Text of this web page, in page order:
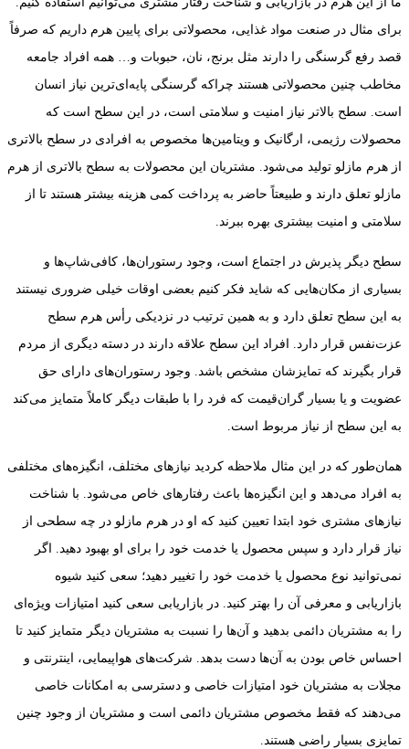
برای مثال در صنعت مواد غذایی، محصولاتی برای پایین هرم داریم که صرفاً
قصد رفع گرسنگی را دارند مثل برنج، نان، حبوبات و… همه افراد جامعه
مخاطب چنین محصولاتی هستند چراکه گرسنگی پایه‌ای‌ترین نیاز انسان
است. سطح بالاتر نیاز امنیت و سلامتی است، در این سطح است که
محصولات رژیمی، ارگانیک و ویتامین‌ها مخصوص به افرادی در سطح بالاتری
از هرم مازلو تولید می‌شود. مشتریان این محصولات به سطح بالاتری از هرم
مازلو تعلق دارند و طبیعتاً حاضر به پرداخت کمی هزینه بیشتر هستند تا از
سلامتی و امنیت بیشتری بهره ببرند.
سطح دیگر پذیرش در اجتماع است، وجود رستوران‌ها، کافی‌شاپ‌ها و
بسیاری از مکان‌هایی که شاید فکر کنیم بعضی اوقات خیلی ضروری نیستند
به این سطح تعلق دارد و به همین ترتیب در نزدیکی رأس هرم سطح
عزت‌نفس قرار دارد. افراد این سطح علاقه دارند در دسته دیگری از مردم
قرار بگیرند که تمایزشان مشخص باشد. وجود رستوران‌های دارای حق
عضویت و یا بسیار گران‌قیمت که فرد را با طبقات دیگر کاملاً متمایز می‌کند
به این سطح از نیاز مربوط است.
همان‌طور که در این مثال ملاحظه کردید نیازهای مختلف، انگیزه‌های مختلفی
به افراد می‌دهد و این انگیزه‌ها باعث رفتارهای خاص می‌شود. با شناخت
نیازهای مشتری خود ابتدا تعیین کنید که او در هرم مازلو در چه سطحی از
نیاز قرار دارد و سپس محصول یا خدمت خود را برای او بهبود دهید. اگر
نمی‌توانید نوع محصول یا خدمت خود را تغییر دهید؛ سعی کنید شیوه
بازاریابی و معرفی آن را بهتر کنید. در بازاریابی سعی کنید امتیازات ویژه‌ای
را به مشتریان دائمی بدهید و آن‌ها را نسبت به مشتریان دیگر متمایز کنید تا
احساس خاص بودن به آن‌ها دست بدهد. شرکت‌های هواپیمایی، اینترنتی و
مجلات به مشتریان خود امتیازات خاصی و دسترسی به امکانات خاصی
می‌دهند که فقط مخصوص مشتریان دائمی است و مشتریان از وجود چنین
تمایزی بسیار راضی هستند.